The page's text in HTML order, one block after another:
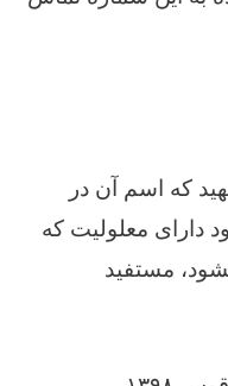
که اسم آن در
معلولیت که
مستفید